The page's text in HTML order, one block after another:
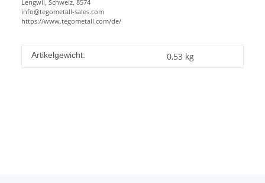
Lengwil, Schweiz, 8574
info@tegometall-sales.com
https://www.tegometall.com/de/
Artikelgewicht: 0,53 kg